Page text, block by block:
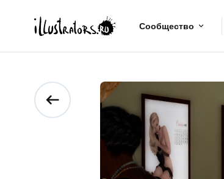
Сообщество